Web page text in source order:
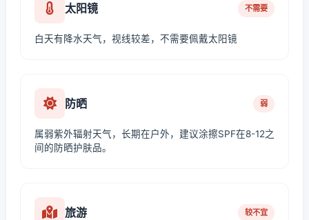
太阳镜 不需要
白天有降水天气，视线较差，不需要佩戴太阳镜
防晒 弱
属弱紫外辐射天气，长期在户外，建议涂擦SPF在8-12之
间的防晒护肤品。
旅游 较不宜